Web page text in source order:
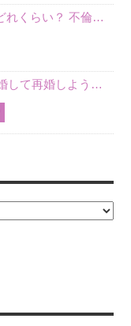
不倫ぶっちゃけトーク5弾！ 不倫してどれくらい？ 不倫のあれこれを、なんでもどうぞ♪♪
W不倫です。最近、彼のほうから、離婚して再婚しよう、と言ってきました。ハッキリいうと、そこまでは考えていませんでした。彼を好きな気持ちはあるし、彼なしの生活は考えられません。だけど、離婚して再婚すると